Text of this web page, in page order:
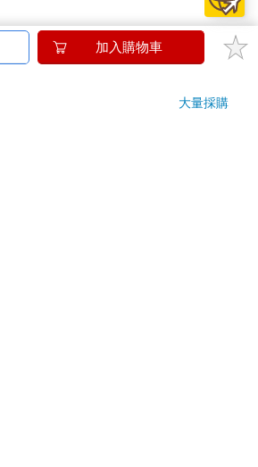
您操作ATM! 如接獲電話要求您前往
從指示，以免受騙上當！
加入購物車
大量採購